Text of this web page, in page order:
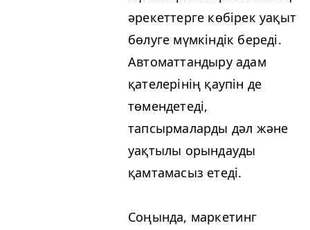
әрекеттерге көбірек уақыт
бөлуге мүмкіндік береді.
Автоматтандыру адам
қателерінің қаупін де
төмендетеді,
тапсырмаларды дәл және
уақтылы орындауды
қамтамасыз етеді.
Соңында, маркетинг